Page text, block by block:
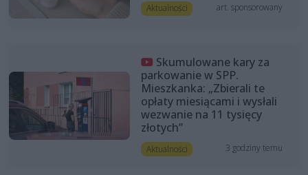
Aktualności art. sponsorowany
Skumulowane kary za
parkowanie w SPP.
Mieszkanka: „Zbierali te
opłaty miesiącami i wysłali
wezwanie na 11 tysięcy
złotych”
Aktualności 3 godziny temu